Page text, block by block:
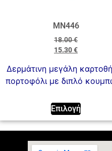
MN446
18.00€
15.30€
Δερμάτινη μεγάλη
πορτoφόλι με διπλό
Επιλογή